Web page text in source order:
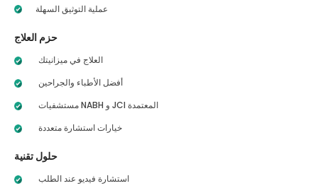
عملية التوثيق السهلة
حزم العلاج
العلاج في ميزانيتك
أفضل الأطباء والجراحين
مستشفيات NABH و JCI المعتمدة
خيارات استشارة متعددة
حلول تقنية
استشارة فيديو عند الطلب